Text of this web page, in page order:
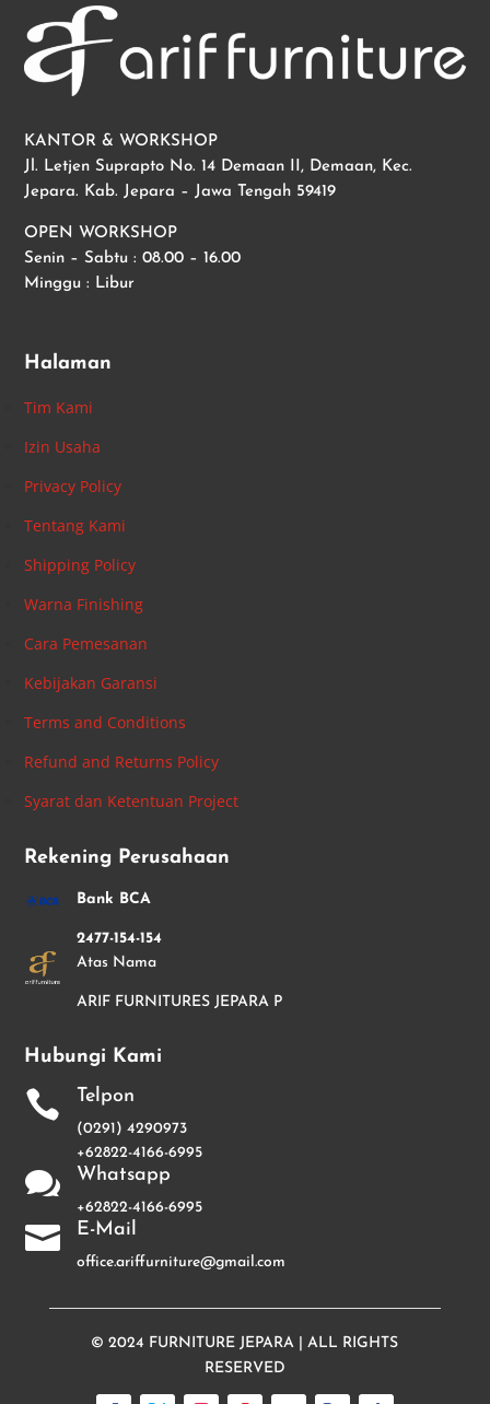
KANTOR & WORKSHOP
Jl. Letjen Suprapto No. 14 Demaan II, Demaan, Kec.
Jepara. Kab. Jepara – Jawa Tengah 59419
OPEN WORKSHOP
Senin – Sabtu : 08.00 – 16.00
Minggu : Libur
Halaman
Tim Kami
Izin Usaha
Privacy Policy
Tentang Kami
Shipping Policy
Warna Finishing
Cara Pemesanan
Kebijakan Garansi
Terms and Conditions
Refund and Returns Policy
Syarat dan Ketentuan Project
Rekening Perusahaan
Bank BCA
2477-154-154
Atas Nama
ARIF FURNITURES JEPARA P
Hubungi Kami
 Telpon
(0291) 4290973
+62822-4166-6995
 Whatsapp
+62822-4166-6995
 E-Mail
office.ariffurniture@gmail.com
© 2024 FURNITURE JEPARA | ALL RIGHTS
RESERVED